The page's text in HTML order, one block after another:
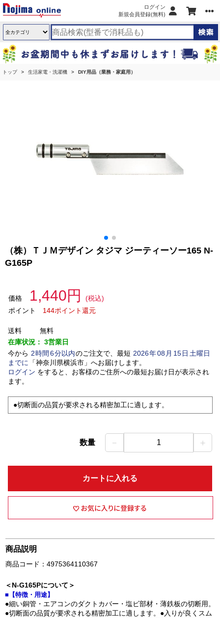
ログイン
新規会員登録(無料)
トップ 生活家電・洗濯機 DIY用品（業務・家庭用）
（株）ＴＪＭデザイン タジマ ジーティーソー165 N-
G165P
価格 1,440円
(税込)
ポイント
144ポイント還元
送料
無料
在庫状況： 3営業日
今から 2時間 6分以内のご注文で、最短 2026年08 月 15日土曜日
までに
「神奈川県横浜市」 へお届けします。
ログイン をすると、お客様のご住所への最短お届け日が表示され
ます。
●切断面の品質が要求される精密加工に適します。
数量 － 1 ＋
カートに入れる
商品説明
商品コード：4975364110367
＜N-G165Pについて＞
■【特徴・用途】
●細い銅管・エアコンのダクトカバー・塩ビ部材・薄鉄板の切断用。
●切断面の品質が要求される精密加工に適します。●入りが良くスム